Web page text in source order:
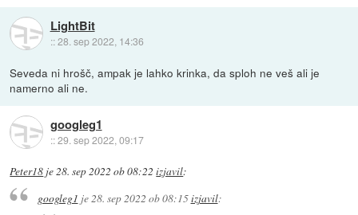
LightBit
::28. sep 2022, 14:36
Seveda ni hrošč, ampak je lahko krinka, da sploh ne veš ali je
namerno ali ne.
googleg1
::29. sep 2022, 09:17
Peter18 je28. sep 2022 ob 08:22 izjavil:
googleg1 je28. sep 2022 ob 08:15izjavil: